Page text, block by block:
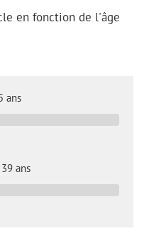
en fonction de l'âge
ans
ans